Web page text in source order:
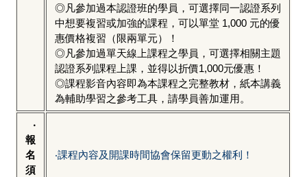
◎凡參加過本認證班的學員，可選擇同一認證系列
中想要複習或加強的課程，可以單堂 1,000 元的優
惠價格複習（限兩單元）！
◎凡參加過單天線上課程之學員，可選擇相關主題
認證系列課程上課，並得以折價1,000元優惠！
◎課程影音內容即為本課程之完整教材，紙本講義
為輔助學習之參考工具，請學員善加運用。
‧
報
名
須
‧課程內容及開課時間協會保留更動之權利！